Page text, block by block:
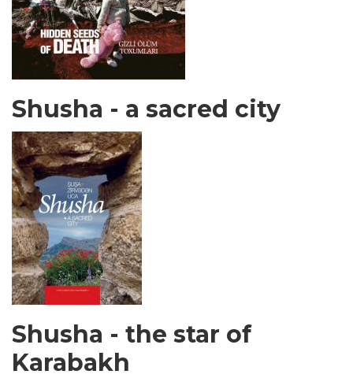
Shusha - a sacred city
Shusha - the star of
Karabakh